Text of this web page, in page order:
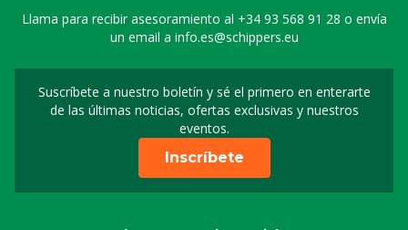
Llama para recibir asesoramiento al +34 93 568 91 28 o envía
un email a info.es@schippers.eu
Suscríbete a nuestro boletín y sé el primero en enterarte
de las últimas noticias, ofertas exclusivas y nuestros
eventos.
Suscripción a nuestro
Inscríbete